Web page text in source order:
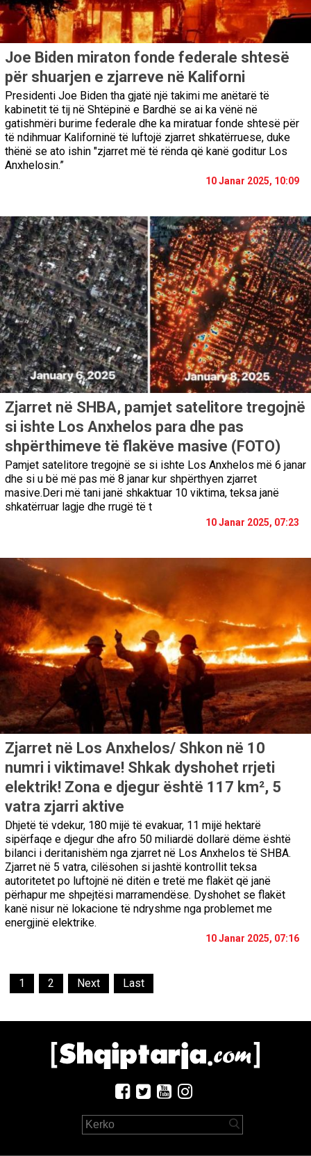
Joe Biden miraton fonde federale shtesë
për shuarjen e zjarreve në Kaliforni
Presidenti Joe Biden tha gjatë një takimi me anëtarë të
kabinetit të tij në Shtëpinë e Bardhë se ai ka vënë në
gatishmëri burime federale dhe ka miratuar fonde shtesë për
të ndihmuar Kaliforninë të luftojë zjarret shkatërruese, duke
thënë se ato ishin "zjarret më të rënda që kanë goditur Los
Anxhelosin.”
10 Janar 2025, 10:09
Zjarret në SHBA, pamjet satelitore tregojnë
si ishte Los Anxhelos para dhe pas
shpërthimeve të flakëve masive (FOTO)
Pamjet satelitore tregojnë se si ishte Los Anxhelos më 6 janar
dhe si u bë më pas më 8 janar kur shpërthyen zjarret
masive.Deri më tani janë shkaktuar 10 viktima, teksa janë
shkatërruar lagje dhe rrugë të t
10 Janar 2025, 07:23
Zjarret në Los Anxhelos/ Shkon në 10
numri i viktimave! Shkak dyshohet rrjeti
elektrik! Zona e djegur është 117 km², 5
vatra zjarri aktive
Dhjetë të vdekur, 180 mijë të evakuar, 11 mijë hektarë
sipërfaqe e djegur dhe afro 50 miliardë dollarë dëme është
bilanci i deritanishëm nga zjarret në Los Anxhelos të SHBA.
Zjarret në 5 vatra, cilësohen si jashtë kontrollit teksa
autoritetet po luftojnë në ditën e tretë me flakët që janë
përhapur me shpejtësi marramendëse. Dyshohet se flakët
kanë nisur në lokacione të ndryshme nga problemet me
energjinë elektrike.
10 Janar 2025, 07:16
1 2 Next Last